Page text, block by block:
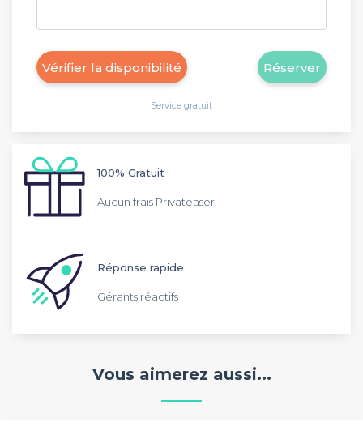
Réserver
Vérifier la disponibilité
Service gratuit
100% Gratuit
Aucun frais Privateaser
Réponse rapide
Gérants réactifs
Vous aimerez aussi...